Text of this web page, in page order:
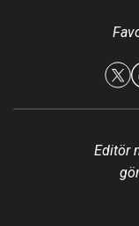
Reklam Ver
Editör